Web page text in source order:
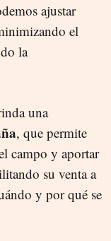
ajustar
el
la
una
, que permite
campo y aportar
su venta a
y por qué se